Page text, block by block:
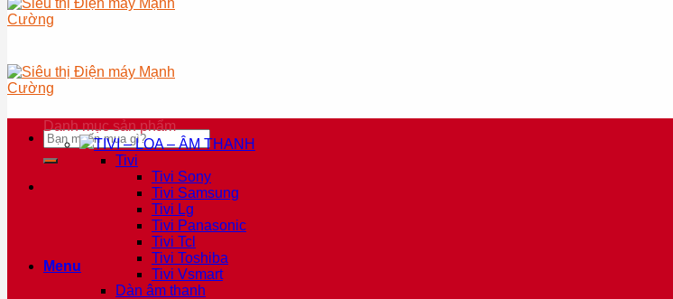
Tìm
kiếm:
Menu
Danh mục sản phẩm
TIVI – LOA – ÂM THANH
Tivi
Tivi Sony
Tivi Samsung
Tivi Lg
Tivi Panasonic
Tivi Tcl
Tivi Toshiba
Tivi Vsmart
Dàn âm thanh